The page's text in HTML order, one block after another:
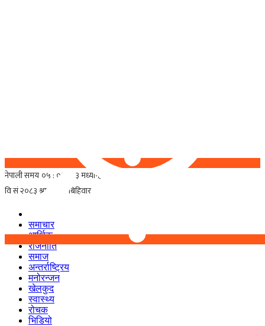
समाचार
आर्थिक
राजनीति
समाज
अन्तर्राष्ट्रिय
मनोरन्जन
खेलकुद
स्वास्थ्य
रोचक
भिडियो